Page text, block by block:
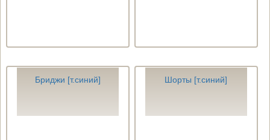
Бриджи [т.синий] Шорты [т.синий]